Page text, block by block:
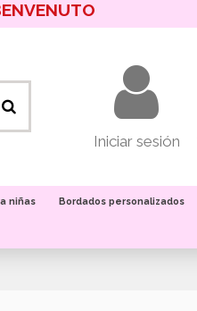
Iniciar sesión
niñas Bordados personalizados